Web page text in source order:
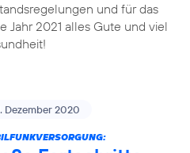
und für das
Jahr 2021 alles Gute und viel
Dezember 2020